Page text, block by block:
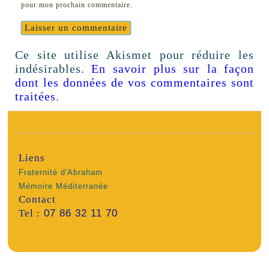
pour mon prochain commentaire.
Ce site utilise Akismet pour réduire les
indésirables.En savoir plus sur la façon
dont les données de vos commentaires sont
traitées.
Liens
Fraternité d'Abraham
Mémoire Méditerranée
Contact
Tel : 07 86 32 11 70